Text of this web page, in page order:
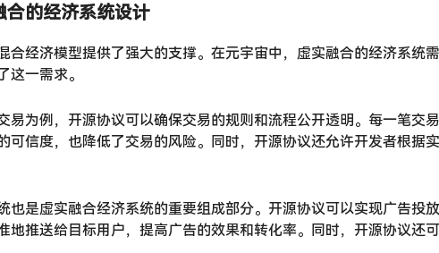
合的经济系统设计
合经济模型提供了强大的支撑。在元宇宙中，虚实融合的经济系统
这一需求。
易为例，开源协议可以确保交易的规则和流程公开透明。每一笔交
可信度，也降低了交易的风险。同时，开源协议还允许开发者根据
也是虚实融合经济系统的重要组成部分。开源协议可以实现广告投
地推送给目标用户，提高广告的效果和转化率。同时，开源协议还